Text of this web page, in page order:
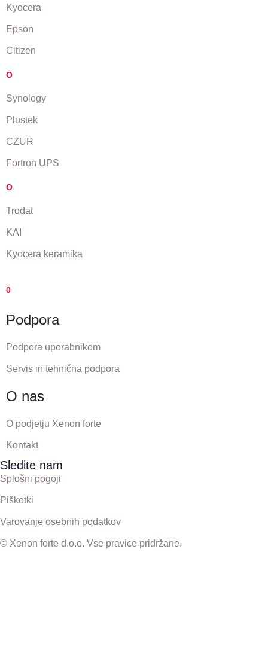
Kyocera
Epson
Citizen
O
Synology
Plustek
CZUR
Fortron UPS
O
Trodat
KAI
Kyocera keramika
0
Podpora
Podpora uporabnikom
Servis in tehnična podpora
O nas
O podjetju Xenon forte
Kontakt
Sledite nam
Splošni pogoji
Piškotki
Varovanje osebnih podatkov
© Xenon forte d.o.o. Vse pravice pridržane.